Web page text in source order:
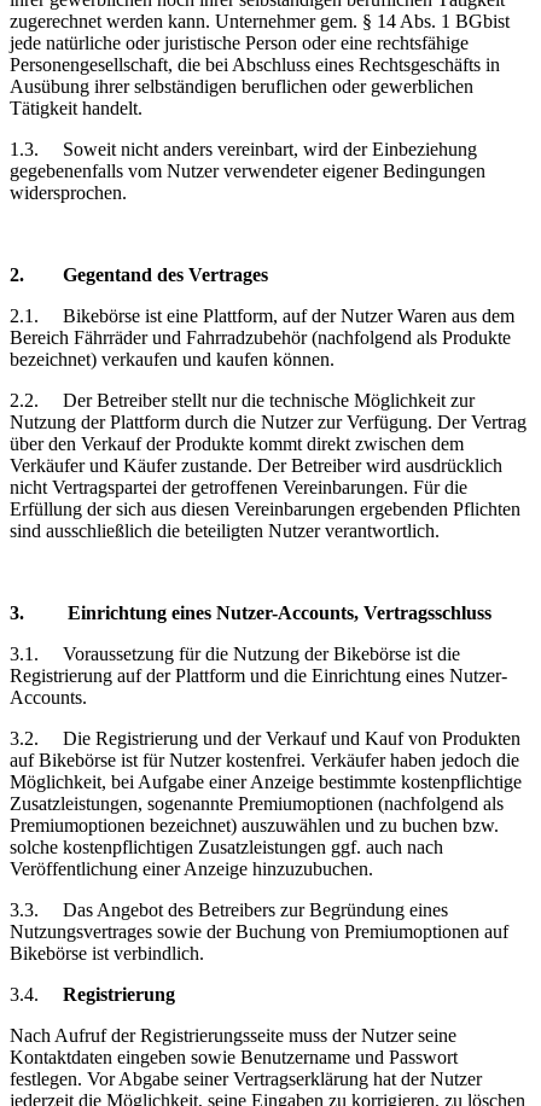
zugerechnet werden kann. Unternehmer gem. § 14 Abs. 1 BGbist
jede natürliche oder juristische Person oder eine rechtsfähige
Personengesellschaft, die bei Abschluss eines Rechtsgeschäfts in
Ausübung ihrer selbständigen beruflichen oder gewerblichen
Tätigkeit handelt.
1.3.
Soweit nicht anders vereinbart, wird der Einbeziehung
gegebenenfalls vom Nutzer verwendeter eigener Bedingungen
widersprochen.
2. Gegentand des Vertrages
2.1.
Bikebörse ist eine Plattform, auf der Nutzer Waren aus dem
Bereich Fährräder und Fahrradzubehör (nachfolgend als Produkte
bezeichnet) verkaufen und kaufen können.
2.2.
Der Betreiber stellt nur die technische Möglichkeit zur
Nutzung der Plattform durch die Nutzer zur Verfügung. Der Vertrag
über den Verkauf der Produkte kommt direkt zwischen dem
Verkäufer und Käufer zustande. Der Betreiber wird ausdrücklich
nicht Vertragspartei der getroffenen Vereinbarungen. Für die
Erfüllung der sich aus diesen Vereinbarungen ergebenden Pflichten
sind ausschließlich die beteiligten Nutzer verantwortlich.
3. Einrichtung eines Nutzer-Accounts, Vertragsschluss
3.1.
Voraussetzung für die Nutzung der Bikebörse ist die
Registrierung auf der Plattform und die Einrichtung eines Nutzer-
Accounts.
3.2.
Die Registrierung und der Verkauf und Kauf von Produkten
auf Bikebörse ist für Nutzer kostenfrei. Verkäufer haben jedoch die
Möglichkeit, bei Aufgabe einer Anzeige bestimmte kostenpflichtige
Zusatzleistungen, sogenannte Premiumoptionen (nachfolgend als
Premiumoptionen bezeichnet) auszuwählen und zu buchen bzw.
solche kostenpflichtigen Zusatzleistungen ggf. auch nach
Veröffentlichung einer Anzeige hinzuzubuchen.
3.3.
Das Angebot des Betreibers zur Begründung eines
Nutzungsvertrages sowie der Buchung von Premiumoptionen auf
Bikebörse ist verbindlich.
3.4.
Registrierung
Nach Aufruf der Registrierungsseite muss der Nutzer seine
Kontaktdaten eingeben sowie Benutzername und Passwort
festlegen. Vor Abgabe seiner Vertragserklärung hat der Nutzer
jederzeit die Möglichkeit, seine Eingaben zu korrigieren, zu löschen